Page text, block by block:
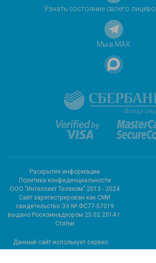
Узнать состояние своего
Мы в MAX
Раскрытие информации
Политика конфиденциальности
ООО "Интеллект Телеком" 2013 - 2024
Cайт зарегистрирован как СМИ
свидетельство Эл № ФС77-57019
выдано Роскомнадзором 25.02.2014 г.
Статьи
Данный сайт использует сервис
метрических программ и